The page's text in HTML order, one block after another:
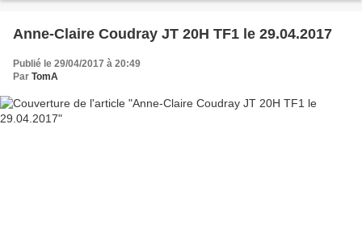
Anne-Claire Coudray JT 20H TF1 le 29.04.2017
Publié le 29/04/2017 à 20:49
Par TomA